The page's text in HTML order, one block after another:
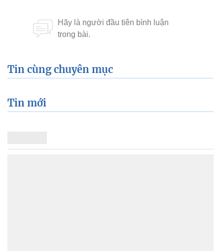
Tin cùng chuyên mục
Tin mới